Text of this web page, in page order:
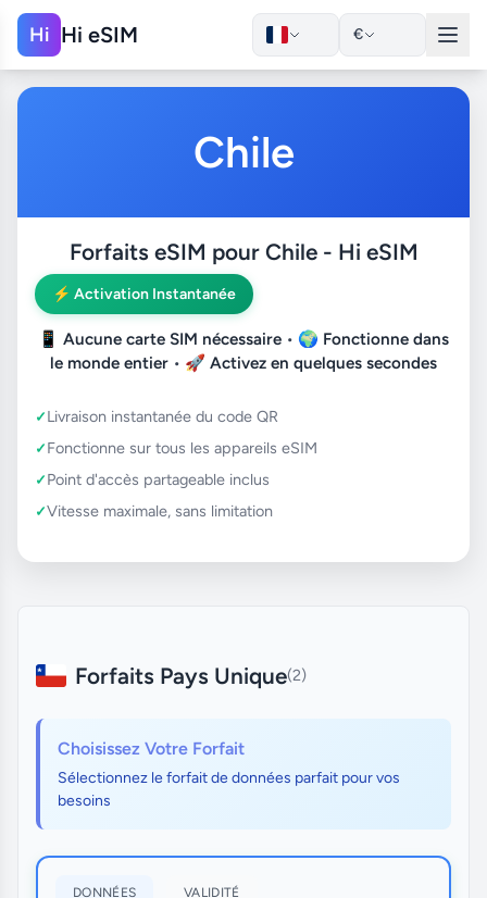
Hi Hi eSIM €
Chile
Forfaits eSIM pour Chile - Hi eSIM
⚡ Activation Instantanée
📱 Aucune carte SIM nécessaire • 🌍 Fonctionne dans
le monde entier • 🚀 Activez en quelques secondes
Livraison instantanée du code QR
Fonctionne sur tous les appareils eSIM
Point d'accès partageable inclus
Vitesse maximale, sans limitation
Forfaits Pays Unique(2)
Choisissez Votre Forfait
Sélectionnez le forfait de données parfait pour vos
besoins
DONNÉES VALIDITÉ